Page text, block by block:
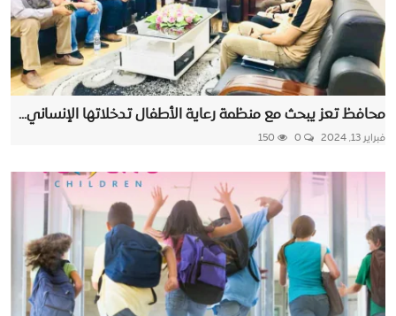
محافظ تعز يبحث مع منظمة رعاية الأطفال تدخلاتها الإنساني...
فبراير 13, 2024